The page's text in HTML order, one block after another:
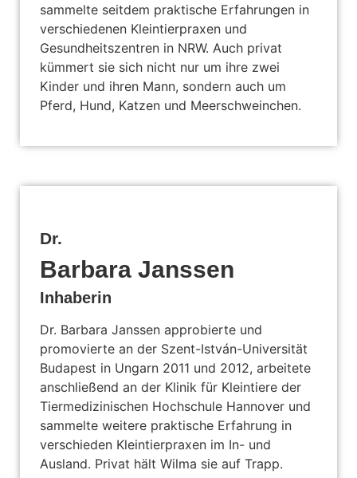
sammelte seitdem praktische Erfahrungen in
verschiedenen Kleintierpraxen und
Gesundheitszentren in NRW. Auch privat
kümmert sie sich nicht nur um ihre zwei
Kinder und ihren Mann, sondern auch um
Pferd, Hund, Katzen und Meerschweinchen.
Dr.
Barbara Janssen
Inhaberin
Dr. Barbara Janssen approbierte und
promovierte an der Szent-István-Universität
Budapest in Ungarn 2011 und 2012, arbeitete
anschließend an der Klinik für Kleintiere der
Tiermedizinischen Hochschule Hannover und
sammelte weitere praktische Erfahrung in
verschieden Kleintierpraxen im In- und
Ausland. Privat hält Wilma sie auf Trapp.